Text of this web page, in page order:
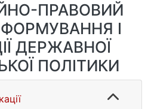
ПРАВОВИЙ
І
ДЕРЖАВНОЇ
ПОЛІТИКИ